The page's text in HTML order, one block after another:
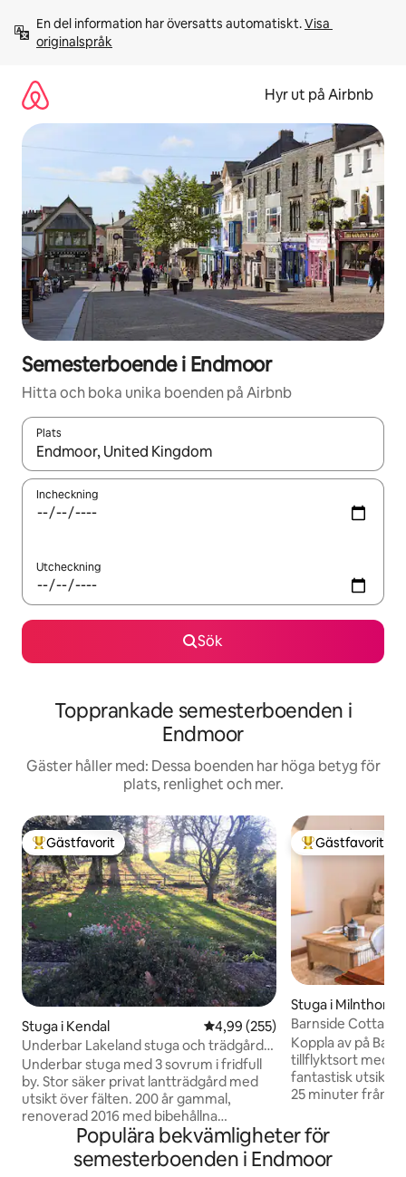
innehåll
En del information har översatts automatiskt. Visa
originalspråk
Hyr ut på Airbnb
Semesterboende i Endmoor
Hitta och boka unika boenden på Airbnb
Plats
När resultaten är tillgängliga kan du navigera med upp- och
Incheckning
Utcheckning
Sök
Topprankade semesterboenden i
Endmoor
Gäster håller med: Dessa boenden har höga betyg för
plats, renlighet och mer.
Populär gästfavorit
Gästfavorit
Stuga i Kendal 4,99 av 5 i genomsnittligt
4,99 (255)
Underbar Lakeland stuga och trädgård.
Gratis EV-användning.
Underbar stuga med 3 sovrum i fridfull
by. Stor säker privat lantträdgård med
utsikt över fälten. 200 år gammal,
renoverad 2016 med bibehållna
ursprungliga funktioner. Perfekt för att
utforska Lake District, Yorkshire Dales
och Morecambe Bay. 30 minuter från
Populär
Gästfavorit
Stuga i Milnthorpe
Barnside
Cottage South
Koppla av på
tillflyktsort med
fantastisk utsikt
25 minuter från
bort. Enkel
Milnthorpe,
Yorkshire Dales
Populära bekvämligheter för
semesterboenden i Endmoor